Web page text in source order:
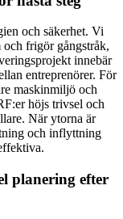
och säkerhet. Vi
frigör gångstråk,
innebär
entreprenörer. För
maskinmiljö och
höjs trivsel och
När ytorna är
och inflyttning
planering efter